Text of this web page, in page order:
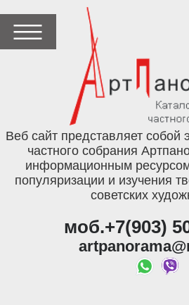
Веб сайт представляет собой
частного собрания
информационным
популяризации и изучения
советских
моб.+7(903)